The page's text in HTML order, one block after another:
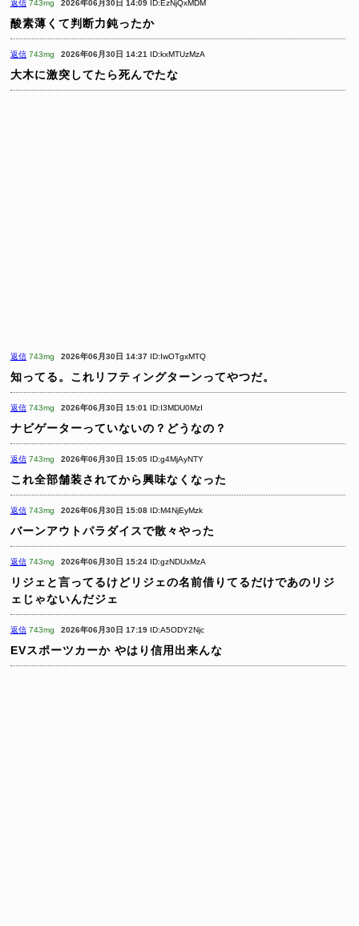
返信 743mg 2026年06月30日 14:09 ID:EzNjQxMDM
酸素薄くて判断力鈍ったか
返信 743mg 2026年06月30日 14:21 ID:kxMTUzMzA
大木に激突してたら死んでたな
返信 743mg 2026年06月30日 14:37 ID:IwOTgxMTQ
知ってる。これリフティングターンってやつだ。
返信 743mg 2026年06月30日 15:01 ID:I3MDU0MzI
ナビゲーターっていないの？どうなの？
返信 743mg 2026年06月30日 15:05 ID:g4MjAyNTY
これ全部舗装されてから興味なくなった
返信 743mg 2026年06月30日 15:08 ID:M4NjEyMzk
バーンアウトパラダイスで散々やった
返信 743mg 2026年06月30日 15:24 ID:gzNDUxMzA
リジェと言ってるけどリジェの名前借りてるだけであのリジ
ェじゃないんだジェ
返信 743mg 2026年06月30日 17:19 ID:A5ODY2Njc
EVスポーツカーか やはり信用出来んな